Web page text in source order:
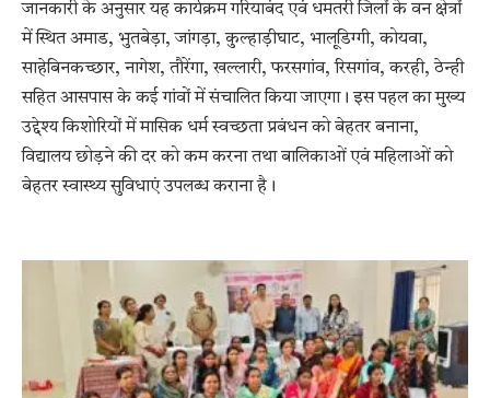
जानकारी के अनुसार यह कार्यक्रम गरियाबंद एवं धमतरी जिलों के वन क्षेत्रों
में स्थित अमाड, भुतबेड़ा, जांगड़ा, कुल्हाड़ीघाट, भालूडिग्गी, कोयवा,
साहेबिनकच्छार, नागेश, तौरेंगा, खल्लारी, फरसगांव, रिसगांव, करही, ठेन्ही
सहित आसपास के कई गांवों में संचालित किया जाएगा। इस पहल का मुख्य
उद्देश्य किशोरियों में मासिक धर्म स्वच्छता प्रबंधन को बेहतर बनाना,
विद्यालय छोड़ने की दर को कम करना तथा बालिकाओं एवं महिलाओं को
बेहतर स्वास्थ्य सुविधाएं उपलब्ध कराना है।